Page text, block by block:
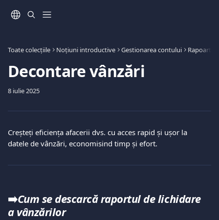
Toate colecțiile Noțiuni introductive Gestionarea contului Rapoarte
Decontare vânzări
8 iulie 2025
Creșteți eficiența afacerii dvs. cu acces rapid și ușor la
datele de vânzări, economisind timp și efort.
➡️Cum se descarcă raportul de lichidare
a vânzărilor